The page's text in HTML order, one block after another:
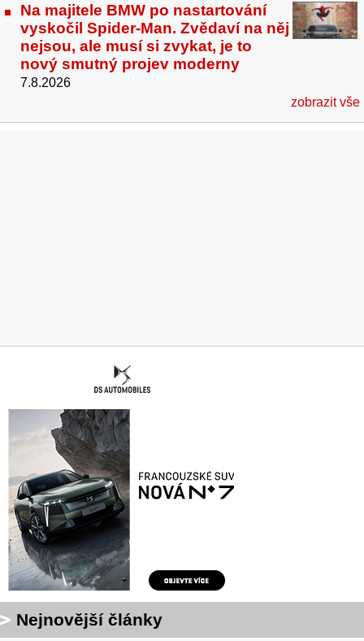
Na majitele BMW po nastartování
vyskočil Spider-Man. Zvědaví na něj
nejsou, ale musí si zvykat, je to
nový smutný projev moderny
7.8.2026
zobrazit vše
Nejnovější články